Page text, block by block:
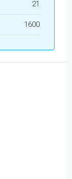
21
1600